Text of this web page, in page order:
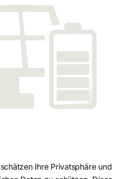
Ihre Privatsphäre und